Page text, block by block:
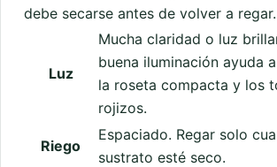
debe secarse antes de volver a regar.
Luz
Mucha claridad o luz
buena iluminación ayuda
la roseta compacta y los
rojizos.
Riego
Espaciado. Regar solo
sustrato esté seco.